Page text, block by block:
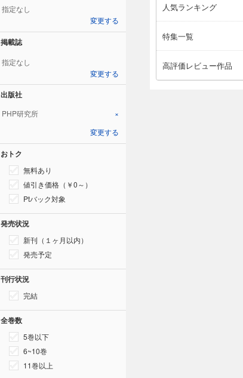
人気ランキング
特集一覧
高評価レビュー作品
指定なし
変更する
掲載誌
指定なし
変更する
出版社
PHP研究所 ×
変更する
おトク
無料あり
値引き価格（￥0～）
Ptバック対象
発売状況
新刊（１ヶ月以内）
発売予定
刊行状況
完結
全巻数
5巻以下
6~10巻
11巻以上